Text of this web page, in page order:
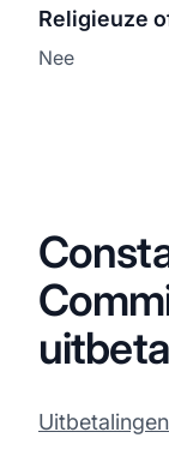
Religieuze
Nee
Uitbetalingen